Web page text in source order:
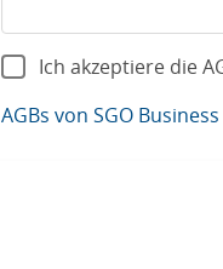
Ich akzeptiere die
AGBs von SGO